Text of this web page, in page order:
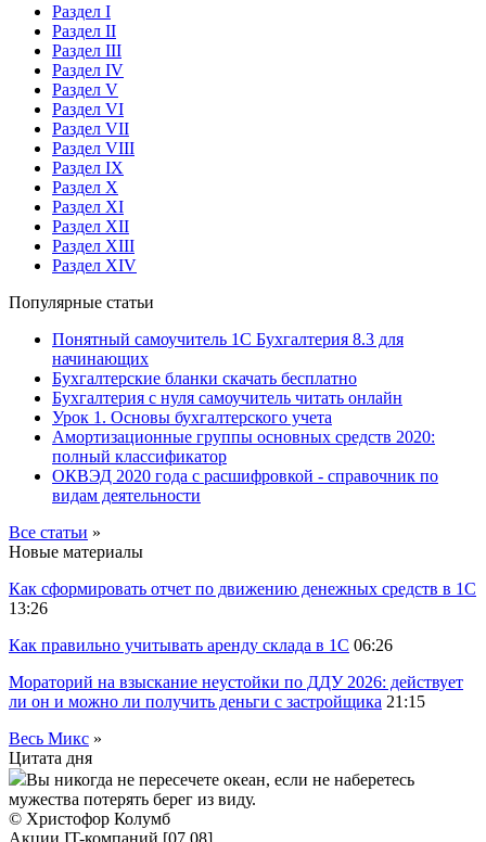
Раздел I
Раздел II
Раздел III
Раздел IV
Раздел V
Раздел VI
Раздел VII
Раздел VIII
Раздел IX
Раздел X
Раздел XI
Раздел XII
Раздел XIII
Раздел XIV
Популярные статьи
Понятный самоучитель 1С Бухгалтерия 8.3 для
начинающих
Бухгалтерские бланки скачать бесплатно
Бухгалтерия с нуля самоучитель читать онлайн
Урок 1. Основы бухгалтерского учета
Амортизационные группы основных средств 2020:
полный классификатор
ОКВЭД 2020 года с расшифровкой - справочник по
видам деятельности
Все статьи »
Новые материалы
Как сформировать отчет по движению денежных средств в 1С
13:26
Как правильно учитывать аренду склада в 1С 06:26
Мораторий на взыскание неустойки по ДДУ 2026: действует
ли он и можно ли получить деньги с застройщика 21:15
Весь Микс »
Цитата дня
Вы никогда не пересечете океан, если не наберетесь
мужества потерять берег из виду.
© Христофор Колумб
Акции IT-компаний [07.08]